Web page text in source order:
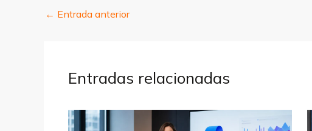
← Entrada anterior
Entradas relacionadas